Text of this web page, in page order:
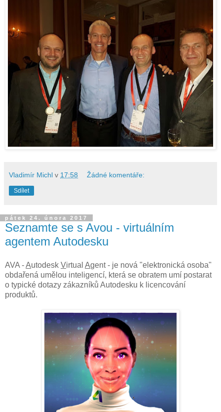
Vladimír Michl v 17:58 Žádné komentáře:
Sdílet
pátek 24. února 2017
Seznamte se s Avou - virtuálním
agentem Autodesku
AVA -Autodesk Virtual Agent - je nová "elektronická osoba"
obdařená umělou inteligencí, která se obratem umí postarat
o typické dotazy zákazníků Autodesku k licencování
produktů.